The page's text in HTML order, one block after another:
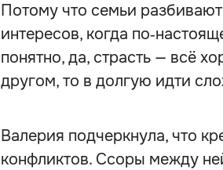
Потому что семьи
интересов, когда
понятно, да, страсть — всё
другом, то в долгую идти
Валерия подчеркнула, что
конфликтов. Ссоры между